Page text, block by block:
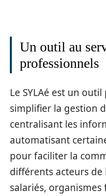
Un outil au
professionnels
Le SYLAé est un
simplifier la gestion
centralisant les
automatisant
pour faciliter la
différents acteurs de
salariés, organismes